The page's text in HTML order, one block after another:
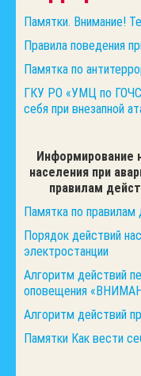
Памятки. Внимание!
Правила поведения
Памятка по
ГКУ РО «УМЦ по
себя при внезапной
Информирование
населения при
правилам
Памятка по правилам
Порядок действий
электростанции
Алгоритм действий
оповещения
Алгоритм действий
Памятки Как вести